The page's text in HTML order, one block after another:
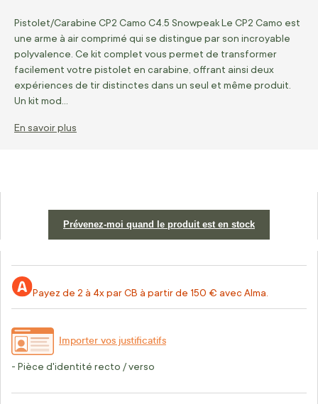
Pistolet/Carabine CP2 Camo C4.5 Snowpeak Le CP2 Camo est
une arme à air comprimé qui se distingue par son incroyable
polyvalence. Ce kit complet vous permet de transformer
facilement votre pistolet en carabine, offrant ainsi deux
expériences de tir distinctes dans un seul et même produit.
Un kit mod…
En savoir plus
Prévenez-moi quand le produit est en stock
Payez de 2 à 4x par CB à partir de 150 € avec Alma.
Importer vos justificatifs
- Pièce d'identité recto / verso